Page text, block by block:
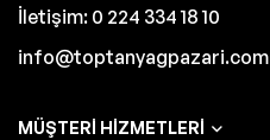
İletişim: 0 224 334 18 10
info@toptanyagpazari.com
MÜŞTERI HIZMETLERI